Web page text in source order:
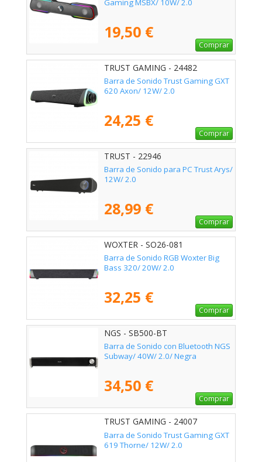
Gaming MSBX/ 10W/ 2.0
19,50 €
Comprar
TRUST GAMING - 24482
Barra de Sonido Trust Gaming GXT
620 Axon/ 12W/ 2.0
24,25 €
Comprar
TRUST - 22946
Barra de Sonido para PC Trust Arys/
12W/ 2.0
28,99 €
Comprar
WOXTER - SO26-081
Barra de Sonido RGB Woxter Big
Bass 320/ 20W/ 2.0
32,25 €
Comprar
NGS - SB500-BT
Barra de Sonido con Bluetooth NGS
Subway/ 40W/ 2.0/ Negra
34,50 €
Comprar
TRUST GAMING - 24007
Barra de Sonido Trust Gaming GXT
619 Thorne/ 12W/ 2.0